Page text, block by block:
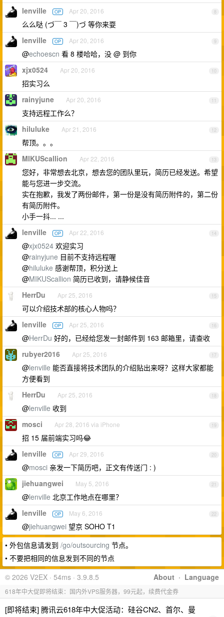
8
lenville OP Apr 20, 2016
么么哒 (づ￣ 3 ￣)づ 等你来耍
9
lenville OP Apr 20, 2016
@echoescn 看 8 楼哈哈，没 @ 到你
10
xjx0524 Apr 20, 2016
招实习么
11
rainyjune Apr 20, 2016
支持远程工作么？
12
hiluluke Apr 21, 2016
帮顶。。。
13
MIKUScallion Apr 22, 2016
您好，非常想去北京，想去您的团队里玩，简历已经发送。希望
能与您进一步交流。
实在抱歉，我发了两份邮件，第一份是没有简历附件的，第二份
有简历附件。
小手一抖... ...
14
lenville OP Apr 22, 2016
@xjx0524 欢迎实习
@rainyjune 目前不支持远程喔
@hiluluke 感谢帮顶，积分送上
@MIKUScallion 简历已收到，请静候佳音
15
HerrDu Apr 25, 2016
可以介绍技术部的核心人物吗？
16
lenville OP Apr 25, 2016
@HerrDu 好的，已经给您发一封邮件到 163 邮箱里，请查收
17
rubyer2016 Apr 25, 2016
@lenville 能否直接将技术团队的介绍贴出来呀？这样大家都能
方便看到
18
HerrDu Apr 25, 2016
@lenville 收到
19
mosci Apr 28, 2016 via iPhone
招 15 届前端实习吗😂
20
lenville OP Apr 29, 2016
@mosci 亲发一下简历吧，正文有传送门 : )
21
jiehuangwei May 5, 2016
@lenville 北京工作地点在哪里？
22
lenville OP May 6, 2016
@jiehuangwei 望京 SOHO T1
• 外包信息请发到 /go/outsourcing 节点。
• 不要把相同的信息发到不同的节点
About · Language
© 2026 V2EX · 54ms · 3.9.8.5
618年中大促即将结束：国内外VPS服务器，99元起，续费代金券
[即将结束] 腾讯云618年中大促活动：硅谷CN2、首尔、曼